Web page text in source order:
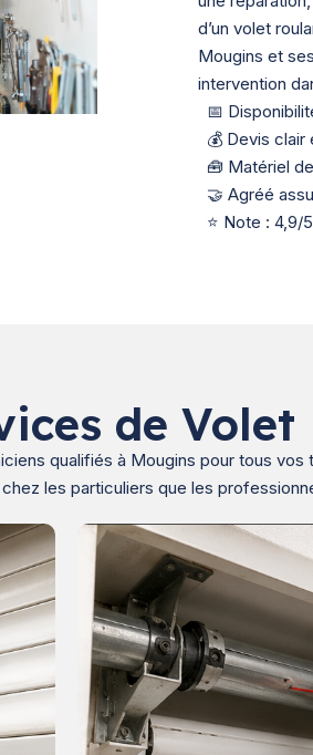
d’un volet
Mougins et
intervention
📅
💰 Devis clair
🧰 Matériel
🤝 Agréé
⭐ Note : 4,9/
de
qualifiés à Mougins pour tous
les particuliers que les